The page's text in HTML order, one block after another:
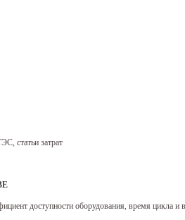
статьи затрат
доступности оборудования, время цикла